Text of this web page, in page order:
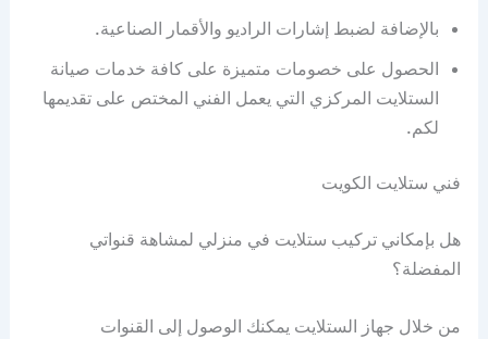
بالإضافة لضبط إشارات الراديو والأقمار الصناعية.
الحصول على خصومات متميزة على كافة خدمات صيانة
الستلايت المركزي التي يعمل الفني المختص على تقديمها
لكم.
فني ستلايت الكويت
هل بإمكاني تركيب ستلايت في منزلي لمشاهة قنواتي
المفضلة؟
من خلال جهاز الستلايت يمكنك الوصول إلى القنوات